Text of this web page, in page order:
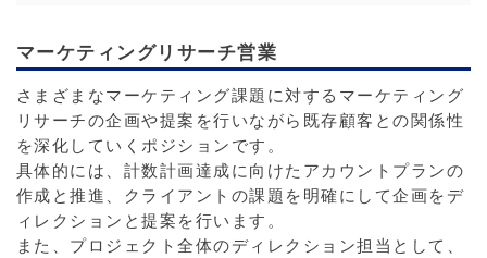
マーケティングリサーチ営業
さまざまなマーケティング課題に対するマーケティング
リサーチの企画や提案を行いながら既存顧客との関係性
を深化していくポジションです。
具体的には、計数計画達成に向けたアカウントプランの
作成と推進、クライアントの課題を明確にして企画をデ
ィレクションと提案を行います。
また、プロジェクト全体のディレクション担当として、